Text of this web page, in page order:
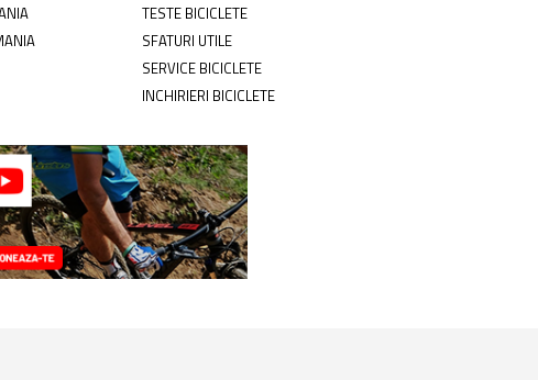
TESTE BICICLETE
SFATURI UTILE
SERVICE BICICLETE
INCHIRIERI BICICLETE